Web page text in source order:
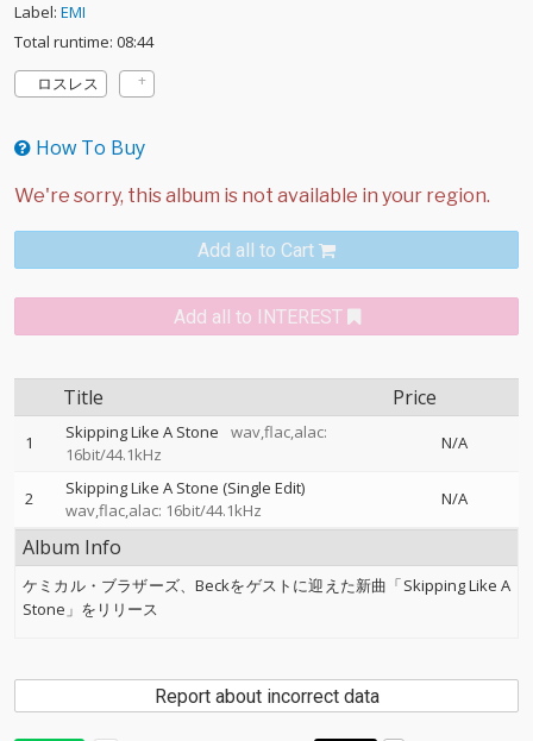
Label: EMI
Total runtime: 08:44
ロスレス
How To Buy
Add all to Cart
Add all to INTEREST
Title Price
1 Skipping Like A Stone
wav,flac,alac:
16bit/44.1kHz
N/A
2
Skipping Like A Stone (Single Edit)
wav,flac,alac: 16bit/44.1kHz
N/A
Album Info
ケミカル・ブラザーズ、Beckをゲストに迎えた新曲「Skipping Like A
Stone」をリリース
Report about incorrect data